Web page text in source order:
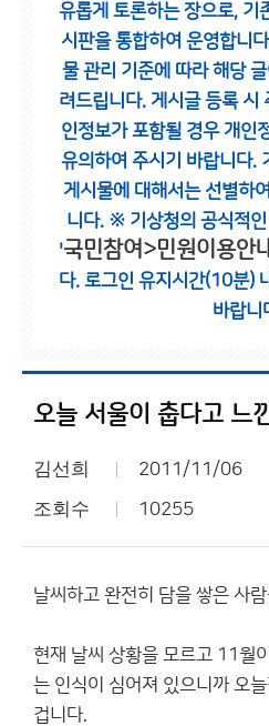
유롭게 토론하는 장으로, 기
시판을 통합하여 운영합니
물 관리 기준에 따라 해당
려드립니다. 게시글 등록 시
인정보가 포함될 경우 개인
유의하여 주시기 바랍니다.
게시물에 대해서는 선별하
니다. ※ 기상청의 공식적
'국민참여>민원이용안
다. 로그인 유지시간(10분)
바랍니
오늘 서울이 춥다고 느
김선희 2011/11/06
조회수 10255
날씨하고 완전히 담을 쌓은 사
현재 날씨 상황을 모르고 11월
는 인식이 심어져 있으니까 오
겁니다.